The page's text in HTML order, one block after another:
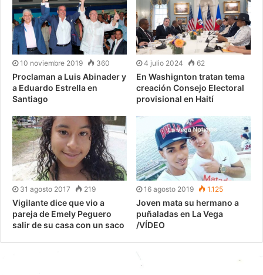
10 noviembre 2019 360
Proclaman a Luis Abinader y
a Eduardo Estrella en
Santiago
4 julio 2024 62
En Washignton tratan tema
creación Consejo Electoral
provisional en Haití
31 agosto 2017 219
Vigilante dice que vio a
pareja de Emely Peguero
salir de su casa con un saco
16 agosto 2019 1.125
Joven mata su hermano a
puñaladas en La Vega
/VÍDEO